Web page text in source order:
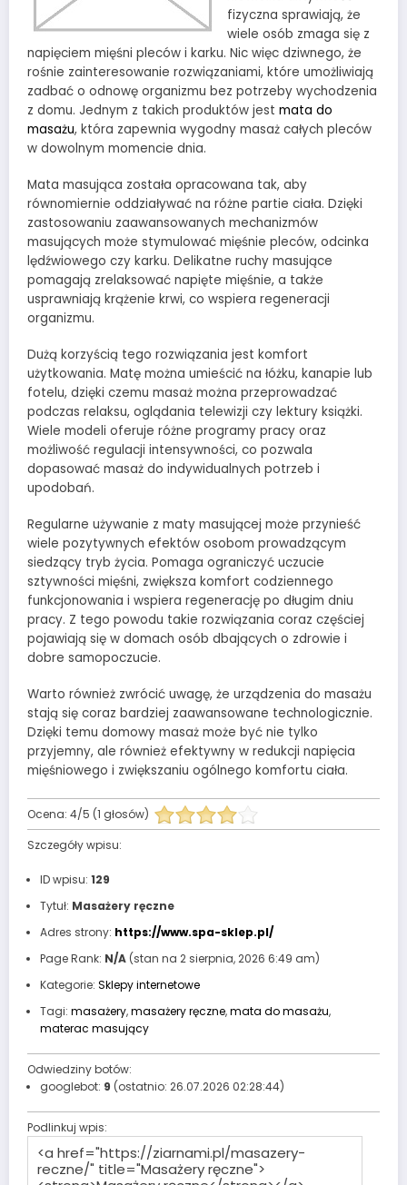
fizyczna sprawiają, że
wiele osób zmaga się z
napięciem mięśni pleców i karku. Nic więc dziwnego, że
rośnie zainteresowanie rozwiązaniami, które umożliwiają
zadbać o odnowę organizmu bez potrzeby wychodzenia
z domu. Jednym z takich produktów jest mata do
masażu, która zapewnia wygodny masaż całych pleców
w dowolnym momencie dnia.
Mata masująca została opracowana tak, aby
równomiernie oddziaływać na różne partie ciała. Dzięki
zastosowaniu zaawansowanych mechanizmów
masujących może stymulować mięśnie pleców, odcinka
lędźwiowego czy karku. Delikatne ruchy masujące
pomagają zrelaksować napięte mięśnie, a także
usprawniają krążenie krwi, co wspiera regeneracji
organizmu.
Dużą korzyścią tego rozwiązania jest komfort
użytkowania. Matę można umieścić na łóżku, kanapie lub
fotelu, dzięki czemu masaż można przeprowadzać
podczas relaksu, oglądania telewizji czy lektury książki.
Wiele modeli oferuje różne programy pracy oraz
możliwość regulacji intensywności, co pozwala
dopasować masaż do indywidualnych potrzeb i
upodobań.
Regularne używanie z maty masującej może przynieść
wiele pozytywnych efektów osobom prowadzącym
siedzący tryb życia. Pomaga ograniczyć uczucie
sztywności mięśni, zwiększa komfort codziennego
funkcjonowania i wspiera regenerację po długim dniu
pracy. Z tego powodu takie rozwiązania coraz częściej
pojawiają się w domach osób dbających o zdrowie i
dobre samopoczucie.
Warto również zwrócić uwagę, że urządzenia do masażu
stają się coraz bardziej zaawansowane technologicznie.
Dzięki temu domowy masaż może być nie tylko
przyjemny, ale również efektywny w redukcji napięcia
mięśniowego i zwiększaniu ogólnego komfortu ciała.
Ocena: 4/5 (1 głosów)
Szczegóły wpisu:
ID wpisu: 129
Tytuł: Masażery ręczne
Adres strony: https://www.spa-sklep.pl/
Page Rank: N/A(stan na 2 sierpnia, 2026 6:49 am)
Kategorie: Sklepy internetowe
Tagi: masażery,masażery ręczne,mata do masażu,
materac masujący
Odwiedziny botów:
googlebot: 9 (ostatnio: 26.07.2026 02:28:44)
Podlinkuj wpis: